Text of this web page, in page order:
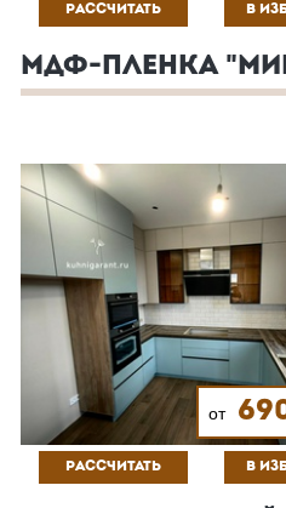
РАССЧИТАТЬ В
МДФ-ПЛЕНКА
от
РАССЧИТАТЬ В